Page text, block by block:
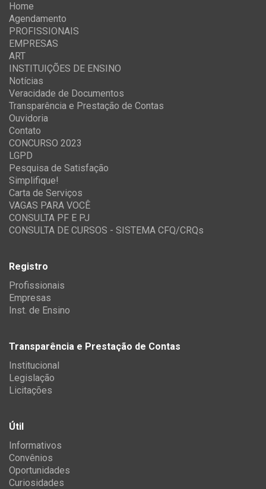
Home
Agendamento
PROFISSIONAIS
EMPRESAS
ART
INSTITUIÇÕES DE ENSINO
Notícias
Veracidade de Documentos
Transparência e Prestação de Contas
Ouvidoria
Contato
CONCURSO 2023
LGPD
Pesquisa de Satisfação
Simplifique!
Carta de Serviços
VAGAS PARA VOCÊ
CONSULTA PF E PJ
CONSULTA DE CURSOS - SISTEMA CFQ/CRQs
Registro
Profissionais
Empresas
Inst. de Ensino
Transparência e Prestação de Contas
Institucional
Legislação
Licitações
Útil
Informativos
Convênios
Oportunidades
Curiosidades